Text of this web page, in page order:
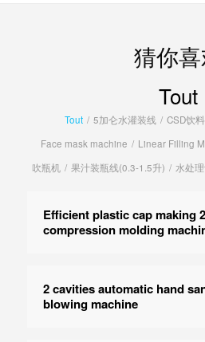
猜你
Tout
Tout / 5加仑水灌装线 / CSD饮
Face mask machine / Linear Filling
吹瓶机 / 果汁装瓶线(0.3-1.5升) / 水处
Efficient plastic cap making
compression molding
2 cavities automatic hand
blowing machine